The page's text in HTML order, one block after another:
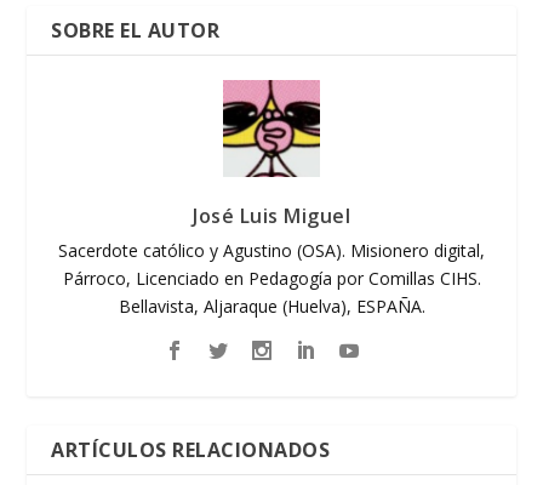
SOBRE EL AUTOR
José Luis Miguel
Sacerdote católico y Agustino (OSA). Misionero digital,
Párroco, Licenciado en Pedagogía por Comillas CIHS.
Bellavista, Aljaraque (Huelva), ESPAÑA.
ARTÍCULOS RELACIONADOS